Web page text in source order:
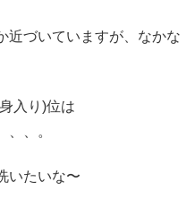
近づいていますが、なかな
入り)位は
、。
いたいな〜